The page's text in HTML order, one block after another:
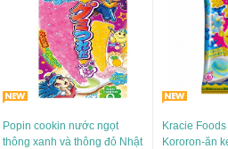
Popin cookin nước ngọt
thông xanh và thông đỏ Nhật
Kracie
Kororon-ăn